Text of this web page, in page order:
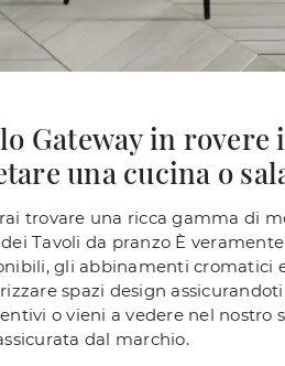
Gateway in
una cucina o
trovare una ricca gamma di
Tavoli da pranzo È
gli abbinamenti cromatici
spazi design
o vieni a vedere nel
dal marchio.